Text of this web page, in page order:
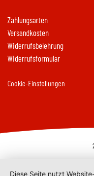
Zahlungsarten
Versandkosten
Widerrufsbelehrung
Widerrufsformular
Cookie-Einstellungen
Diese Seite nutzt